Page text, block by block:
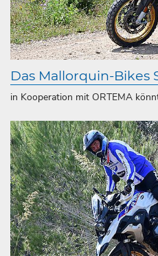
Das Mallorquin-Bikes
in Kooperation mit ORTEMA